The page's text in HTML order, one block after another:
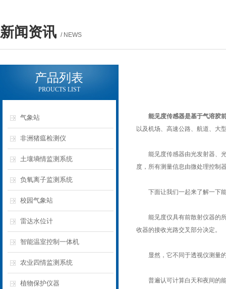
新闻资讯 / NEWS
产品列表
PROUCTS LIST
气象站
非洲猪瘟检测仪
土壤墒情监测系统
负氧离子监测系统
校园气象站
雷达水位计
智能温室控制一体机
农业四情监测系统
植物保护仪器
能见度传感器是基于气溶胶
以及机场、高速公路、航道、大
能见度传感器由光发射器、光
度，所有测量信息由微处理控制
下面让我们一起来了解一下能
能见度仪具有前散射仪器的所
收器的接收光路交叉部分决定。
显然，它不同于透视仪测量的
普遍认可计算白天和夜间的能